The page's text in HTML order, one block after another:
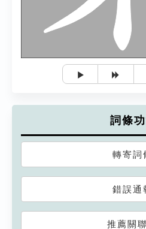
詞條
轉寄詞
錯誤通
推薦關